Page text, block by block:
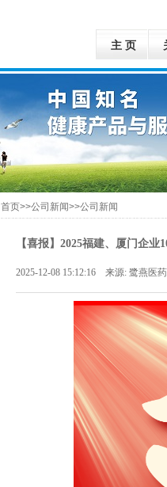
主 页
首页>>公司新闻>>公司新闻
【喜报】2025福建、厦门企
2025-12-08 15:12:16 来源: 鹭燕医